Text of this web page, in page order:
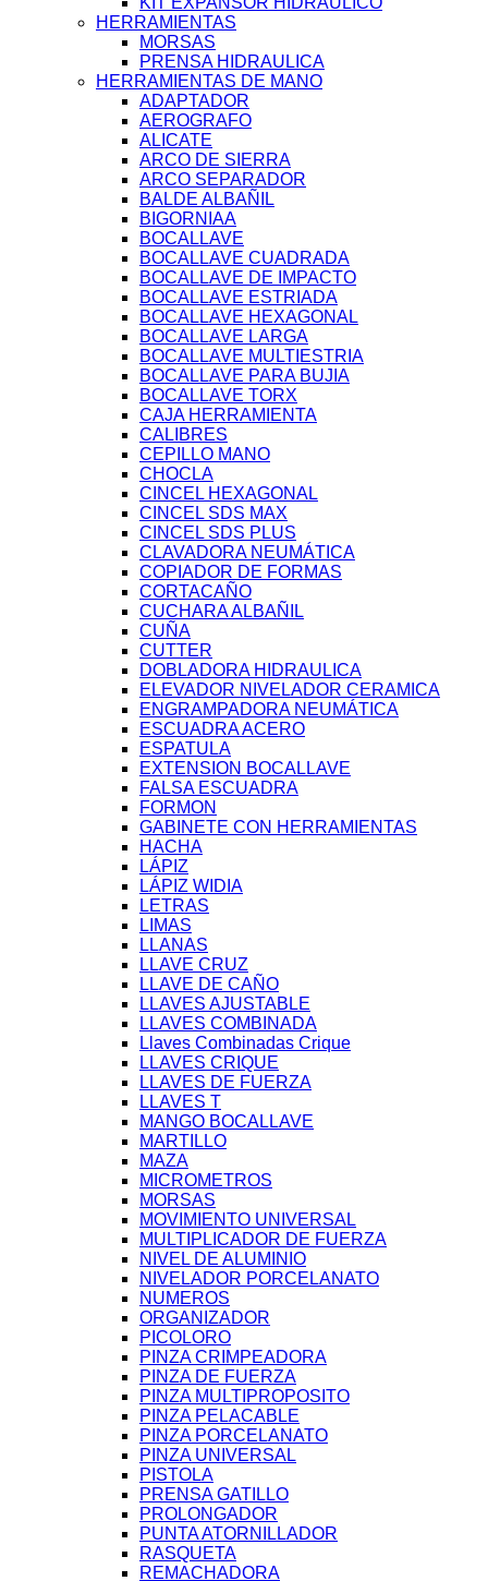
HERRAMIENTAS
MORSAS
PRENSA HIDRAULICA
HERRAMIENTAS DE MANO
ADAPTADOR
AEROGRAFO
ALICATE
ARCO DE SIERRA
ARCO SEPARADOR
BALDE ALBAÑIL
BIGORNIAA
BOCALLAVE
BOCALLAVE CUADRADA
BOCALLAVE DE IMPACTO
BOCALLAVE ESTRIADA
BOCALLAVE HEXAGONAL
BOCALLAVE LARGA
BOCALLAVE MULTIESTRIA
BOCALLAVE PARA BUJIA
BOCALLAVE TORX
CAJA HERRAMIENTA
CALIBRES
CEPILLO MANO
CHOCLA
CINCEL HEXAGONAL
CINCEL SDS MAX
CINCEL SDS PLUS
CLAVADORA NEUMÁTICA
COPIADOR DE FORMAS
CORTACAÑO
CUCHARA ALBAÑIL
CUÑA
CUTTER
DOBLADORA HIDRAULICA
ELEVADOR NIVELADOR CERAMICA
ENGRAMPADORA NEUMÁTICA
ESCUADRA ACERO
ESPATULA
EXTENSION BOCALLAVE
FALSA ESCUADRA
FORMON
GABINETE CON HERRAMIENTAS
HACHA
LÁPIZ
LÁPIZ WIDIA
LETRAS
LIMAS
LLANAS
LLAVE CRUZ
LLAVE DE CAÑO
LLAVES AJUSTABLE
LLAVES COMBINADA
Llaves Combinadas Crique
LLAVES CRIQUE
LLAVES DE FUERZA
LLAVES T
MANGO BOCALLAVE
MARTILLO
MAZA
MICROMETROS
MORSAS
MOVIMIENTO UNIVERSAL
MULTIPLICADOR DE FUERZA
NIVEL DE ALUMINIO
NIVELADOR PORCELANATO
NUMEROS
ORGANIZADOR
PICOLORO
PINZA CRIMPEADORA
PINZA DE FUERZA
PINZA MULTIPROPOSITO
PINZA PELACABLE
PINZA PORCELANATO
PINZA UNIVERSAL
PISTOLA
PRENSA GATILLO
PROLONGADOR
PUNTA ATORNILLADOR
RASQUETA
REMACHADORA